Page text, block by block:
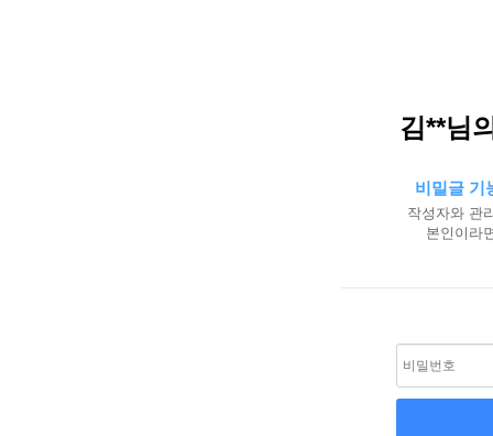
김**님
비밀글 기
작성자와 관
본인이라